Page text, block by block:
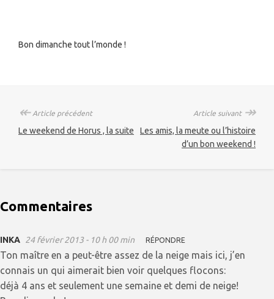
Bon dimanche tout l’monde !
↞Article précédent
Le weekend de Horus , la suite
Article suivant ↠
Les amis, la meute ou l’histoire
d’un bon weekend !
Commentaires
INKA 24 février 2013 - 10 h 00 min RÉPONDRE
Ton maître en a peut-être assez de la neige mais ici, j’en
connais un qui aimerait bien voir quelques flocons:
déjà 4 ans et seulement une semaine et demi de neige!